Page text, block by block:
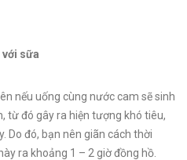
sữa
nếu uống cùng nước cam sẽ sinh
từ đó gây ra hiện tượng khó tiêu,
Do đó, bạn nên giãn cách thời
ra khoảng 1 – 2 giờ đồng hồ.